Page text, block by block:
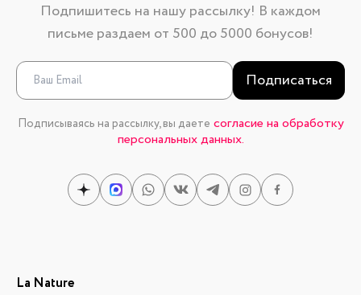
Подпишитесь на нашу рассылку! В каждом
письме раздаем от 500 до 5000 бонусов!
Подписаться
Подписываясь на рассылку, вы даете согласие на обработку
персональных данных.
La Nature